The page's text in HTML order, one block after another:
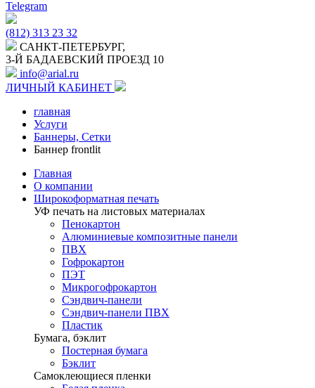
Telegram
(812) 313 23 32
САНКТ-ПЕТЕРБУРГ,
3-Й БАДАЕВСКИЙ ПРОЕЗД 10
info@arial.ru
ЛИЧНЫЙ КАБИНЕТ
главная
Услуги
Баннеры, Сетки
Баннер frontlit
Главная
О компании
Широкоформатная печать
УФ печать на листовых материалах
Пенокартон
Алюминиевые композитные панели
ПВХ
Гофрокартон
ПЭТ
Микрогофрокартон
Сэндвич-панели
Сэндвич-панели ПВХ
Пластик
Бумага, бэклит
Постерная бумага
Бэклит
Самоклеющиеся пленки